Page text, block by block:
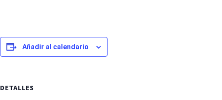
Añadir al calendario
DETALLES